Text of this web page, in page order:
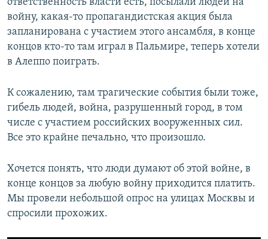
ответственность власти есть, посылали людей на
войну, какая-то пропагандистская акция была
запланирована с участием этого ансамбля, в конце
концов кто-то там играл в Пальмире, теперь хотели
в Алеппо поиграть.
К сожалению, там трагические события были тоже,
гибель людей, война, разрушенный город, в том
числе с участием российских вооруженных сил.
Все это крайне печально, что произошло.
Хочется понять, что люди думают об этой войне, в
конце концов за любую войну приходится платить.
Мы провели небольшой опрос на улицах Москвы и
спросили прохожих.